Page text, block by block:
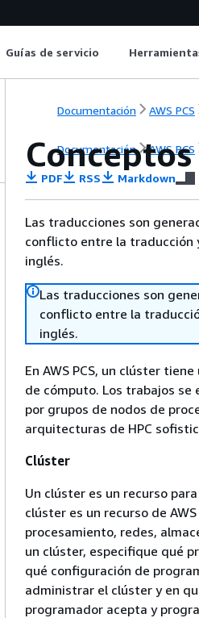
Guías de servicio
Documentación AWS PCS
Documentación AWS PCS
Conceptos
PDF RSS Markdown
Las traducciones son
conflicto entre la traducción
inglés.
Las traducciones son
conflicto entre la
inglés.
En AWS PCS, un clúster
de cómputo. Los trabajos se
por grupos de nodos de
arquitecturas de HPC
Clúster
Un clúster es un recurso
clúster es un recurso de
procesamiento, redes,
un clúster, especifique qué
qué configuración de
administrar el clúster y en
programador acepta y